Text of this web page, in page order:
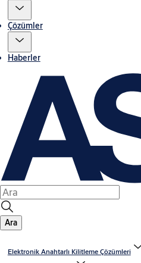
Çözümler
Haberler
Ara
Elektronik Anahtarlı Kilitleme Çözümleri